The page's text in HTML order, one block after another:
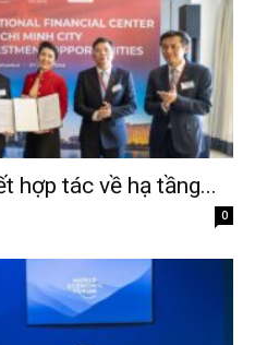
hợp tác về hạ tầng...
0